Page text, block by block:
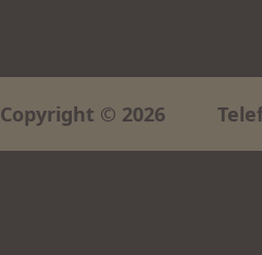
Copyright © 2026